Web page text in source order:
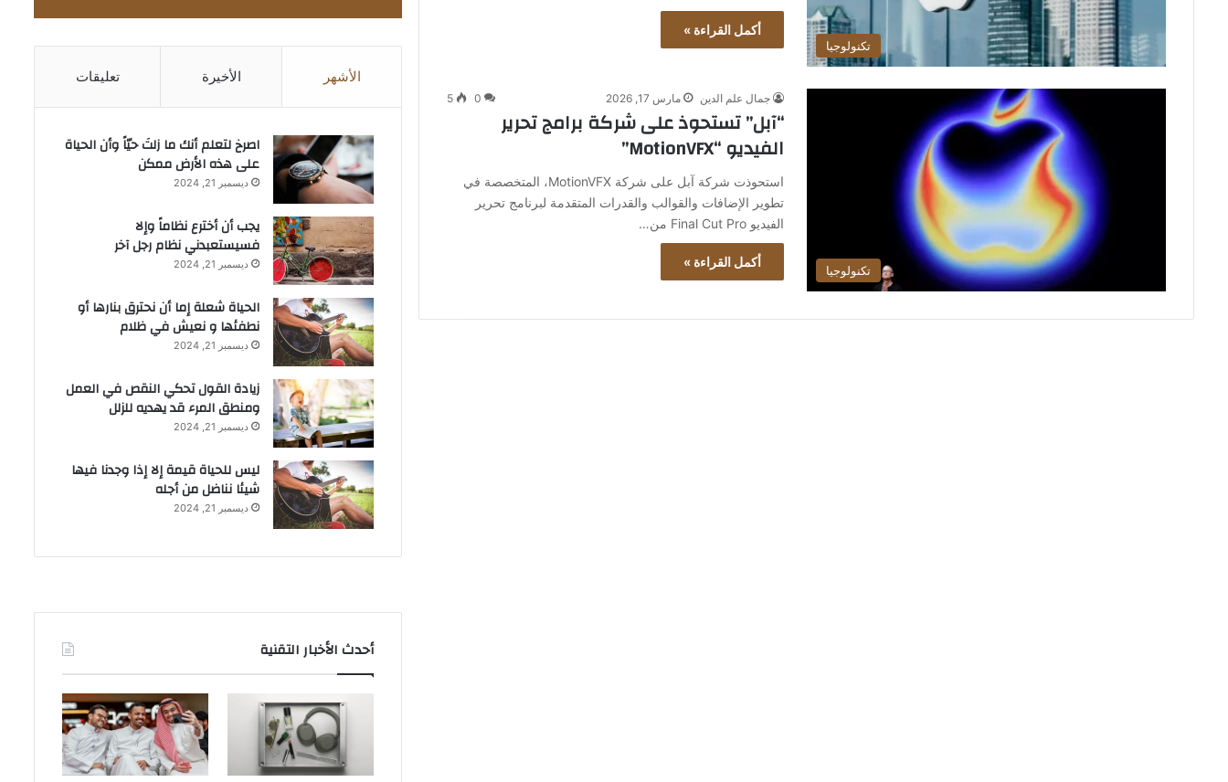
تكنولوجيا
أكمل القراءة »
تكنولوجيا
جمال علم الدين مارس 17, 2026 0
5
“آبل” تستحوذ على شركة برامج تحرير
الفيديو “MotionVFX”
استحوذت شركة آبل على شركة MotionVFX، المتخصصة في
تطوير الإضافات والقوالب والقدرات المتقدمة لبرنامج تحرير
الفيديو Final Cut Pro من…
أكمل القراءة »
الأشهر الأخيرة تعليقات
‫اصرخ لتعلم أنك ما زلتَ حيّاً وأن الحياة
على هذه الأرض ممكن
ديسمبر 21, 2024
يجب أن أخترع نظاماً وإلا
فسيستعبدني نظام رجل آخر
ديسمبر 21, 2024
الحياة شعلة إما أن نحترق بنارها أو
نطفئها و نعيش في ظلام
ديسمبر 21, 2024
زيادة القول تحكي النقص في العمل
ومنطق المرء قد يهديه للزلل
ديسمبر 21, 2024
ليس للحياة قيمة إلا إذا وجدنا فيها
شيئا نناضل من أجله
ديسمبر 21, 2024
أحدث الأخبار التقنية